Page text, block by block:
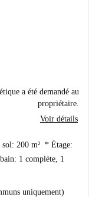
a été demandé au
propriétaire.
Voir détails
200 m² * Étage:
1 complète, 1
uniquement)